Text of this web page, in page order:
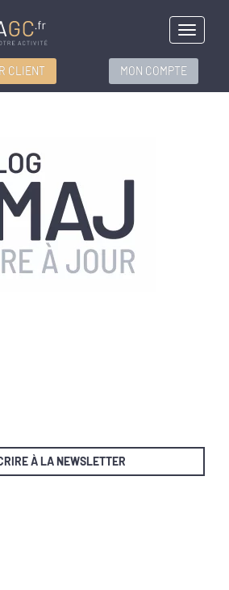
Menu
CLIENT MON COMPTE
À LA NEWSLETTER